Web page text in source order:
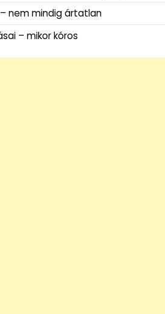
nem mindig ártatlan
– mikor kóros